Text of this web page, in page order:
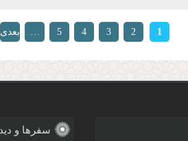
1
2
3
4
5
…
بعدی
سفرها و